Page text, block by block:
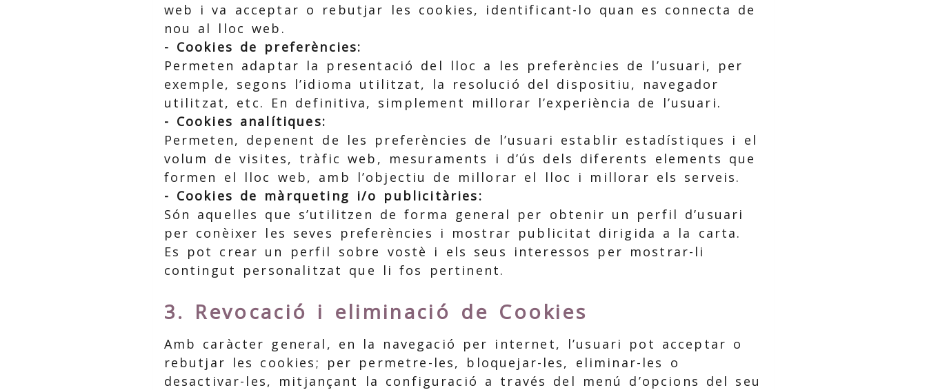
web i va acceptar o rebutjar les cookies, identificant-lo quan es connecta de
nou al lloc web.
- Cookies de preferències:
Permeten adaptar la presentació del lloc a les preferències de l’usuari, per
exemple, segons l’idioma utilitzat, la resolució del dispositiu, navegador
utilitzat, etc. En definitiva, simplement millorar l’experiència de l’usuari.
- Cookies analítiques:
Permeten, depenent de les preferències de l’usuari establir estadístiques i el
volum de visites, tràfic web, mesuraments i d’ús dels diferents elements que
formen el lloc web, amb l’objectiu de millorar el lloc i millorar els serveis.
- Cookies de màrqueting i/o publicitàries:
Són aquelles que s’utilitzen de forma general per obtenir un perfil d’usuari
per conèixer les seves preferències i mostrar publicitat dirigida a la carta.
Es pot crear un perfil sobre vostè i els seus interessos per mostrar-li
contingut personalitzat que li fos pertinent.
3. Revocació i eliminació de Cookies
Amb caràcter general, en la navegació per internet, l’usuari pot acceptar o
rebutjar les cookies; per permetre-les, bloquejar-les, eliminar-les o
desactivar-les, mitjançant la configuració a través del menú d’opcions del seu